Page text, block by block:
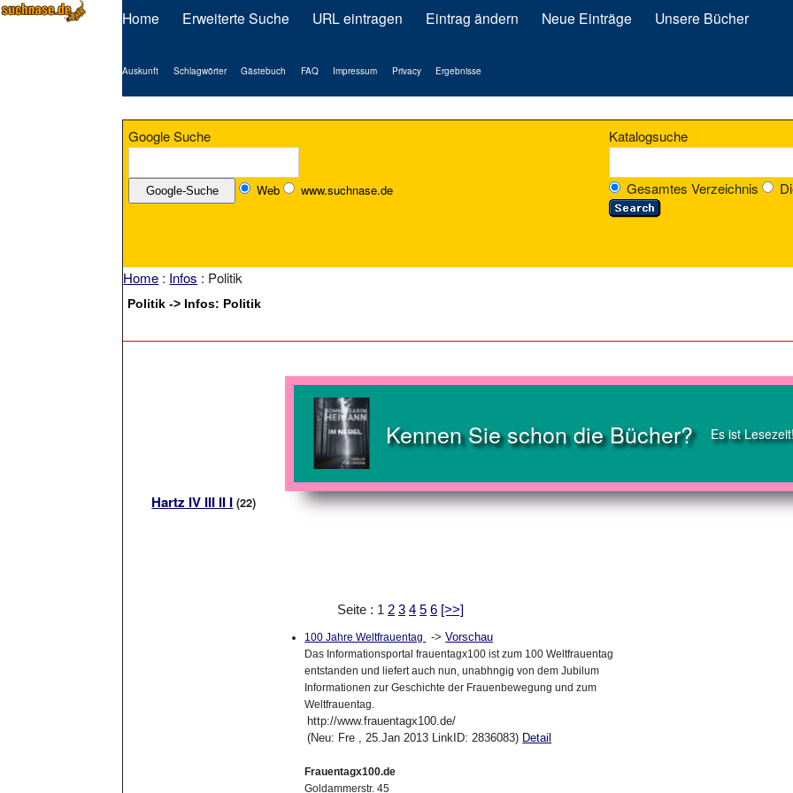
Home Erweiterte Suche URL eintragen Eintrag ändern Neue Einträge Unsere Bücher
Auskunft Schlagwörter Gästebuch FAQ Impressum Privacy Ergebnisse
Google Suche
Web www.suchnase.de
Katalogsuche
Gesamtes Verzeichnis
Home : Infos : Politik
Politik -> Infos: Politik
Kennen Sie schon die Bücher? Es ist
Hartz IV III II I (22)
Seite : 1 2 3 4 5 6 [>>]
100 Jahre Weltfrauentag ->Vorschau
Das Informationsportal frauentagx100 ist zum 100 Weltfrauentag
entstanden und liefert auch nun, unabhngig von dem Jubilum
Informationen zur Geschichte der Frauenbewegung und zum
Weltfrauentag.
http://www.frauentagx100.de/
(Neu: Fre , 25.Jan 2013 LinkID: 2836083) Detail
Frauentagx100.de
Goldammerstr. 45